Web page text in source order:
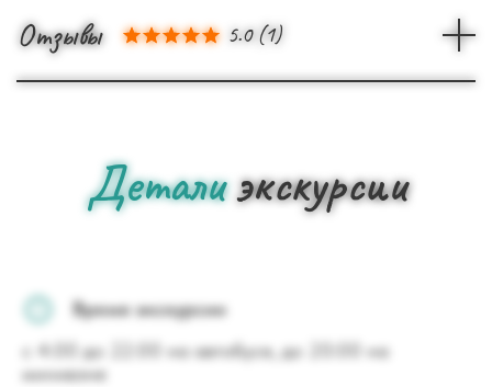
Отзывы 5.0 (1)
Деталиэкскурсии
Время экскурсии
с 4:00 до 22:00 на автобусе, до 20:00 на
минивэне